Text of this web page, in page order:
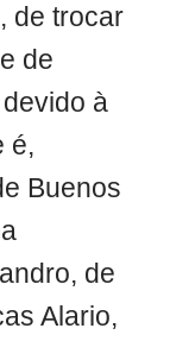
de trocar
de
à
é,
Buenos
de
Alario,